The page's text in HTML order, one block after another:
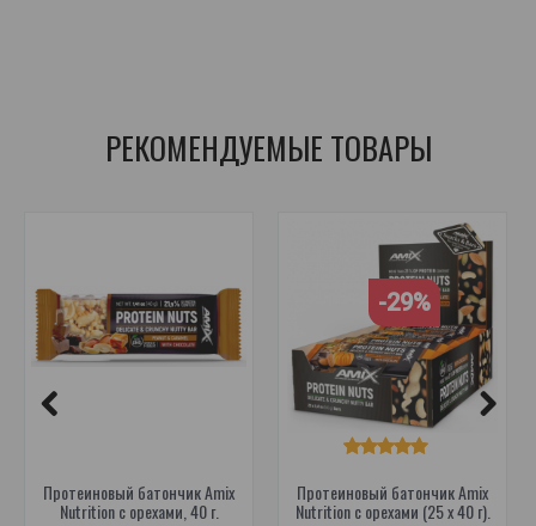
РЕКОМЕНДУЕМЫЕ ТОВАРЫ
Протеиновый батончик Amix
Nutrition с орехами, 40 г.
-29%
Протеиновый батончик Amix
Nutrition с орехами (25 x 40 г).